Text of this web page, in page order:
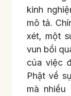
kinh
mô tả.
xét, một
vun bồi
của việc
Phật về
mà